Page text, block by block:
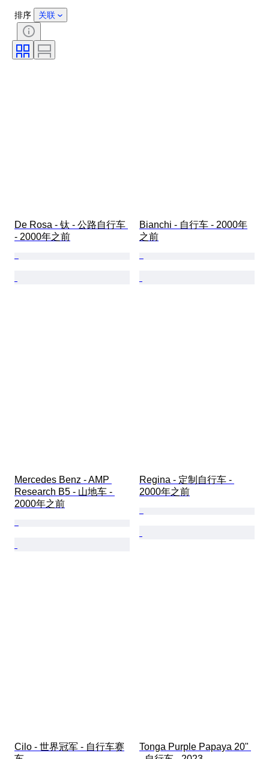
测量尺寸
排序 关联
De Rosa - 钛 - 公路自行车
- 2000年之前
Bianchi - 自行车 - 2000年
之前
Mercedes Benz - AMP
Research B5 - 山地车 -
2000年之前
Regina - 定制自行车 -
2000年之前
Cilo - 世界冠军 - 自行车赛
Tonga Purple Papaya 20"